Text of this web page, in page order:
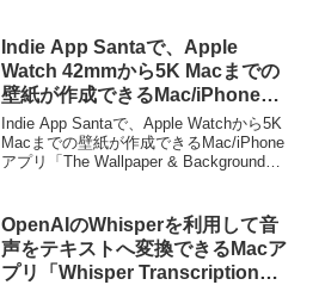
Indie App Santaで、Apple
Watch 42mmから5K Macまでの
壁紙が作成できるMac/iPhoneア
プリ「The Wallpaper &
Background App」が1日限定で
無料セール中。
Indie App Santaで、Apple Watchから5K
Macまでの壁紙が作成できるMac/iPhone
アプリ「The Wallpaper & Background
OpenAIのWhisperを利用して音
声をテキストへ変換できるMacア
プリ「Whisper Transcription」